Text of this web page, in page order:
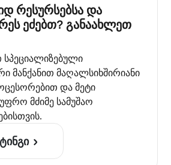
რესურსებსა და
ეძებთ? განაახლეთ
სპეციალიზებული
მანქანით მაღალსიხშირიანი
და მეტი
მძიმე სამუშაო